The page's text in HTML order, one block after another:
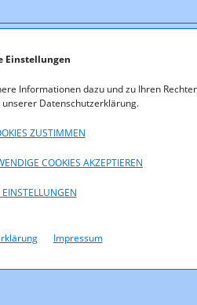
Einstellungen
Informationen dazu und zu Ihren
Datenschutzerklärung.
ZUSTIMMEN
COOKIES AKZEPTIEREN
EINSTELLUNGEN
Impressum